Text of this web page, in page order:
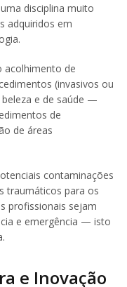
disciplina muito
adquiridos em
acolhimento de
(invasivos ou
e de saúde —
de
de áreas
contaminações
traumáticos para os
profissionais sejam
e emergência — isto
e Inovação